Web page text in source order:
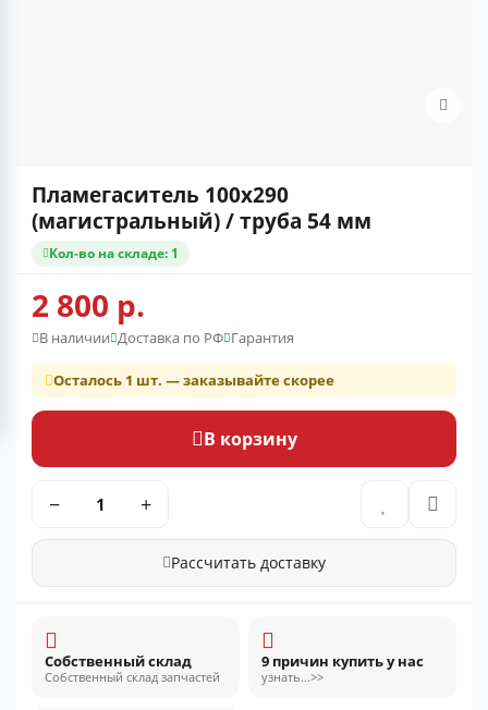
Пламегаситель 100x290
(магистральный) / труба 54 мм
Кол-во на складе: 1
2 800 р.
В наличии Доставка по РФ Гарантия
Осталось 1 шт. — заказывайте скорее
В корзину
− +
Рассчитать доставку
Собственный склад
Собственный склад запчастей
9 причин купить у нас
узнать...>>